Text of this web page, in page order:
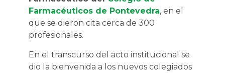
Farmacéuticos de Pontevedra, en el
que se dieron cita cerca de 300
profesionales.
En el transcurso del acto institucional se
dio la bienvenida a los nuevos colegiados